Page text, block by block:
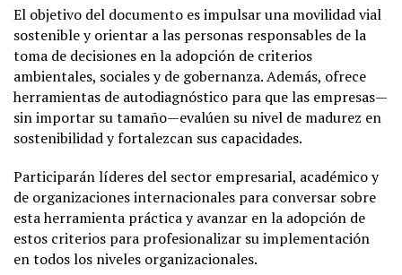
El objetivo del documento es impulsar una movilidad vial
sostenible y orientar a las personas responsables de la
toma de decisiones en la adopción de criterios
ambientales, sociales y de gobernanza. Además, ofrece
herramientas de autodiagnóstico para que las empresas—
sin importar su tamaño—evalúen su nivel de madurez en
sostenibilidad y fortalezcan sus capacidades.
Participarán líderes del sector empresarial, académico y
de organizaciones internacionales para conversar sobre
esta herramienta práctica y avanzar en la adopción de
estos criterios para profesionalizar su implementación
en todos los niveles organizacionales.